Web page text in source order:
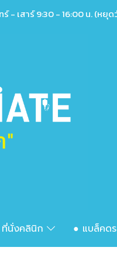
- เสาร์ 9:30 - 16:00 น. (หยุ
นั่งคลินิก ● แบล็คด